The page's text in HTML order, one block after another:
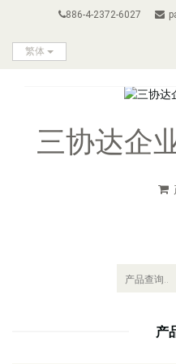
886-4-2372-6027
繁体
三协达企
产